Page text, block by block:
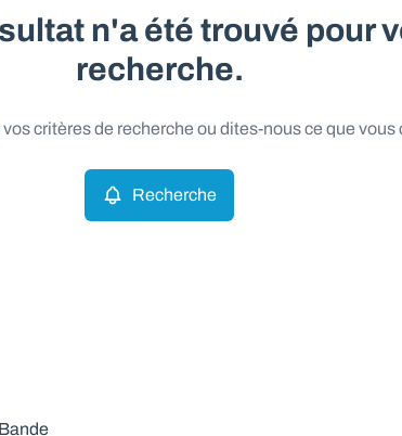
n'a été trouvé pour
recherche.
critères de recherche ou dites-nous ce que vous
Recherche